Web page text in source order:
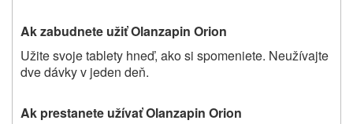
Ak zabudnete užiť Olanzapin Orion
Užite svoje tablety hneď, ako si spomeniete. Neužívajte
dve dávky v jeden deň.
Ak prestanete užívať Olanzapin Orion